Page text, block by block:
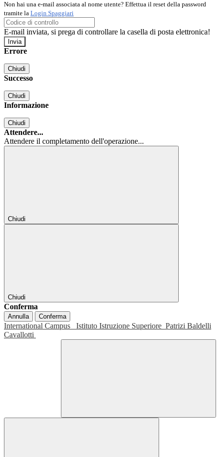
Non hai una e-mail associata al nome utente? Effettua il reset della password
tramite la Login Spaggiari
E-mail inviata, si prega di controllare la casella di posta elettronica!
Errore
Chiudi
Successo
Chiudi
Informazione
Chiudi
Attendere...
Attendere il completamento dell'operazione...
Chiudi
Chiudi
Conferma
Annulla Conferma
International Campus Istituto Istruzione Superiore Patrizi Baldelli
Cavallotti